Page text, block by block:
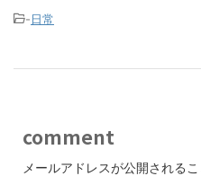
-日常
comment
メールアドレスが公開されるこ